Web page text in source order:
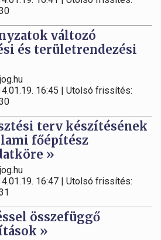
változó
és területrendezési
16:45 | Utolsó frissítés:
terv készítésének
főépítész
»
16:47 | Utolsó frissítés:
összefüggő
»